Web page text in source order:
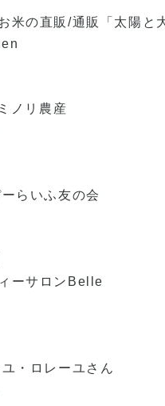
米の直販/通販「太陽と
ノリ農産
らいふ友の会
ーサロンBelle
・ロレーユさん